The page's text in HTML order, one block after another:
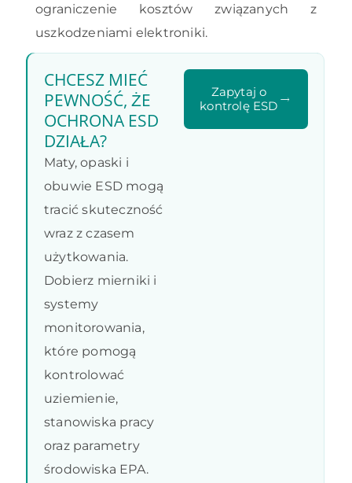
ograniczenie kosztów związanych z
uszkodzeniami elektroniki.
CHCESZ MIEĆ
PEWNOŚĆ, ŻE
OCHRONA ESD
DZIAŁA?
Maty, opaski i
obuwie ESD mogą
tracić skuteczność
wraz z czasem
użytkowania.
Dobierz mierniki i
systemy
monitorowania,
które pomogą
kontrolować
uziemienie,
stanowiska pracy
oraz parametry
środowiska EPA.
Zapytaj o
kontrolę ESD